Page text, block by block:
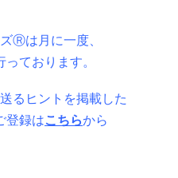
Ⓡは月に一度、
っております。
るヒントを掲載した
登録はこちらから